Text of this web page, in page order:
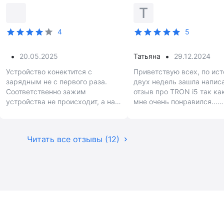
4
•
20.05.2025
Устройство конектится с
зарядным не с первого раза.
Соответственно зажим
устройства не происходит, а на
Т
5
Татьяна •
29.12.2024
Приветствую всех, по
двух недель зашла
отзыв про TRON i5 так
мне очень понравился...
Читать все отзывы (12)